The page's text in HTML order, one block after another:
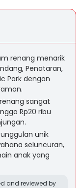
renang menarik
Penataran,
Park dengan
sangat
Rp20 ribu
unik
seluncuran,
anak yang
and reviewed by